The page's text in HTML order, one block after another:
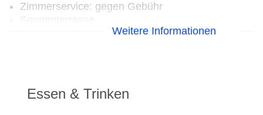
Zimmerservice: gegen Gebühr
Gesamtanzahl der Stockwerke: 26
am Pool, Wasserrutsche: ohne Gebühr
Zahlungsarten: American Express, Diners Club,
Weitere Informationen
Essen & Trinken